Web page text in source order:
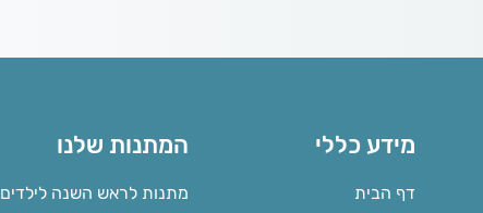
מידע כללי
דף הבית
המתנות שלנו
מתנות לראש השנה לילדים